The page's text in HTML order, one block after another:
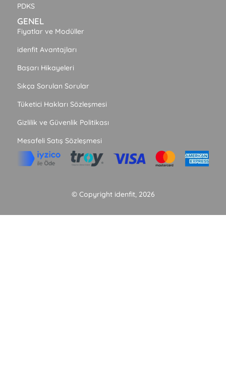
PDKS
GENEL
Fiyatlar ve Modüller
idenfit Avantajları
Başarı Hikayeleri
Sıkça Sorulan Sorular
Tüketici Hakları Sözleşmesi
Gizlilik ve Güvenlik Politikası
Mesafeli Satış Sözleşmesi
© Copyright idenfit, 2026